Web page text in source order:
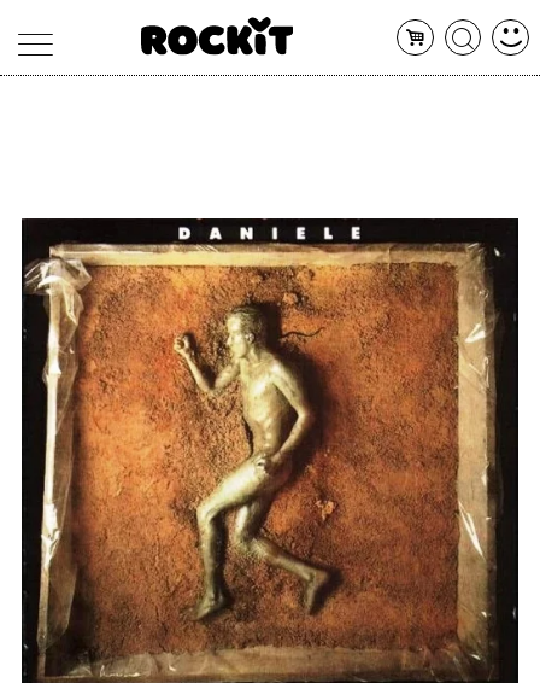
ARTISTI
CONCERTI
SHOP
RADIO